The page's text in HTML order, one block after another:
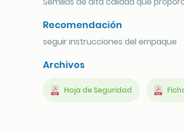
seguir instrucciones del empaque
Recomendación
Hoja de Seguridad
Archivos